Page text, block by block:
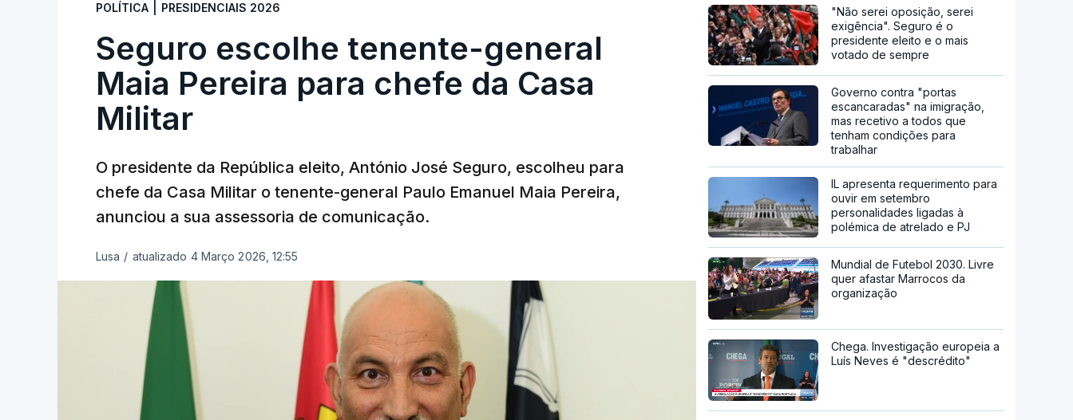
POLÍTICA PRESIDENCIAIS 2026
Seguro escolhe tenente-general
Maia Pereira para chefe da Casa
Militar
O presidente da República eleito, António José Seguro, escolheu para
chefe da Casa Militar o tenente-general Paulo Emanuel Maia Pereira,
anunciou a sua assessoria de comunicação.
Lusa / atualizado 4 Março 2026, 12:55
"Não serei oposição, serei
exigência". Seguro é o
presidente eleito e o mais
votado de sempre
Governo contra "portas
escancaradas" na imigração,
mas recetivo a todos que
tenham condições para
trabalhar
IL apresenta requerimento para
ouvir em setembro
personalidades ligadas à
polémica de atrelado e PJ
Mundial de Futebol 2030. Livre
quer afastar Marrocos da
organização
Chega. Investigação europeia a
Luís Neves é "descrédito"